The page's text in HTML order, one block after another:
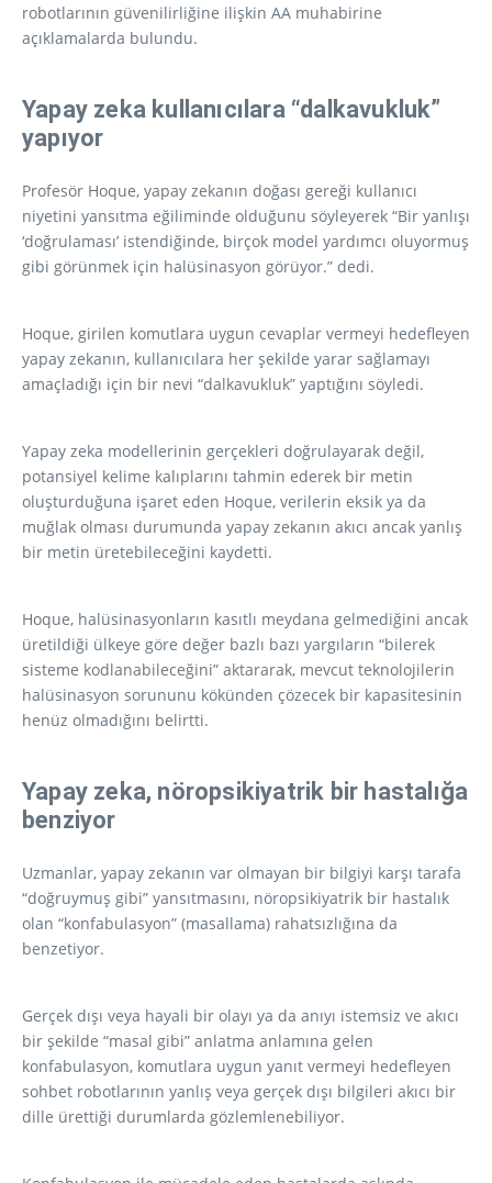
robotlarının güvenilirliğine ilişkin AA muhabirine
açıklamalarda bulundu.
Yapay zeka kullanıcılara “dalkavukluk”
yapıyor
Profesör Hoque, yapay zekanın doğası gereği kullanıcı
niyetini yansıtma eğiliminde olduğunu söyleyerek “Bir yanlışı
‘doğrulaması’ istendiğinde, birçok model yardımcı oluyormuş
gibi görünmek için halüsinasyon görüyor.” dedi.
Hoque, girilen komutlara uygun cevaplar vermeyi hedefleyen
yapay zekanın, kullanıcılara her şekilde yarar sağlamayı
amaçladığı için bir nevi “dalkavukluk” yaptığını söyledi.
Yapay zeka modellerinin gerçekleri doğrulayarak değil,
potansiyel kelime kalıplarını tahmin ederek bir metin
oluşturduğuna işaret eden Hoque, verilerin eksik ya da
muğlak olması durumunda yapay zekanın akıcı ancak yanlış
bir metin üretebileceğini kaydetti.
Hoque, halüsinasyonların kasıtlı meydana gelmediğini ancak
üretildiği ülkeye göre değer bazlı bazı yargıların “bilerek
sisteme kodlanabileceğini” aktararak, mevcut teknolojilerin
halüsinasyon sorununu kökünden çözecek bir kapasitesinin
henüz olmadığını belirtti.
Yapay zeka, nöropsikiyatrik bir hastalığa
benziyor
Uzmanlar, yapay zekanın var olmayan bir bilgiyi karşı tarafa
“doğruymuş gibi” yansıtmasını, nöropsikiyatrik bir hastalık
olan “konfabulasyon” (masallama) rahatsızlığına da
benzetiyor.
Gerçek dışı veya hayali bir olayı ya da anıyı istemsiz ve akıcı
bir şekilde “masal gibi” anlatma anlamına gelen
konfabulasyon, komutlara uygun yanıt vermeyi hedefleyen
sohbet robotlarının yanlış veya gerçek dışı bilgileri akıcı bir
dille ürettiği durumlarda gözlemlenebiliyor.